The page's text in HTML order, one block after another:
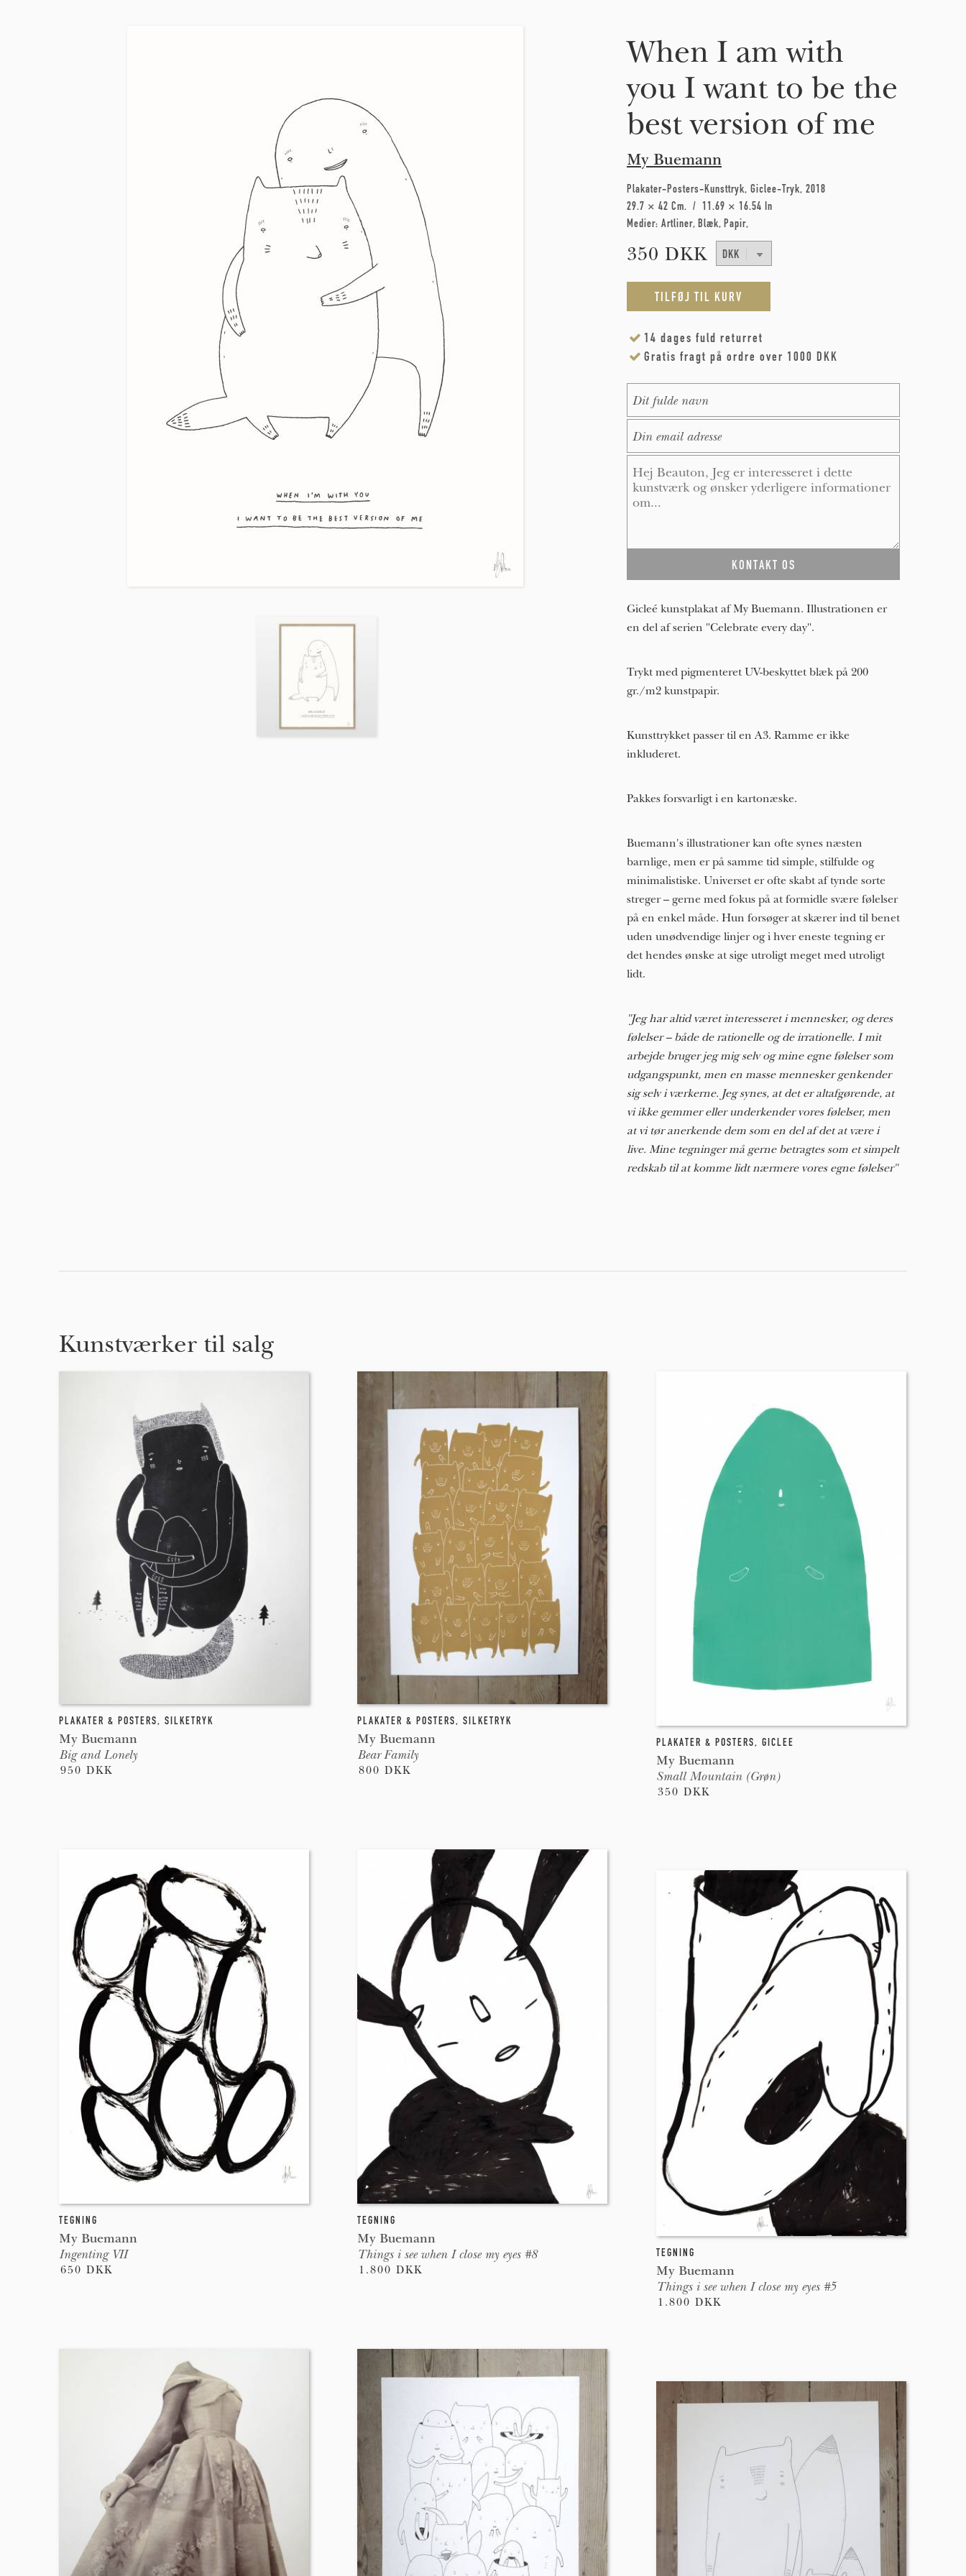
When I am with
you I want to be the
best version of me
My Buemann
Plakater-Posters-Kunsttryk Giclee-Tryk 2018
29.7 × 42 Cm
11.69 × 16.54 In
Medier: Artliner Blæk Papir
350 DKK
14 dages fuld returret
Gratis fragt på ordre over 1000 DKK
Gicleé kunstplakat af My Buemann. Illustrationen er
en del af serien "Celebrate every day".
Trykt med pigmenteret UV-beskyttet blæk på 200
gr./m2 kunstpapir.
Kunsttrykket passer til en A3. Ramme er ikke
inkluderet.
Pakkes forsvarligt i en kartonæske.
Buemann's illustrationer kan ofte synes næsten
barnlige, men er på samme tid simple, stilfulde og
minimalistiske. Universet er ofte skabt af tynde sorte
streger – gerne med fokus på at formidle svære følelser
på en enkel måde. Hun forsøger at skærer ind til benet
uden unødvendige linjer og i hver eneste tegning er
det hendes ønske at sige utroligt meget med utroligt
lidt.
"Jeg har altid været interesseret i mennesker, og deres
følelser – både de rationelle og de irrationelle. I mit
arbejde bruger jeg mig selv og mine egne følelser som
udgangspunkt, men en masse mennesker genkender
sig selv i værkerne. Jeg synes, at det er altafgørende, at
vi ikke gemmer eller underkender vores følelser, men
at vi tør anerkende dem som en del af det at være i
live. Mine tegninger må gerne betragtes som et simpelt
redskab til at komme lidt nærmere vores egne følelser"
Kunstværker til salg
PLAKATER & POSTERS, SILKETRYK
My Buemann
Big and Lonely
950 DKK
PLAKATER & POSTERS, SILKETRYK
My Buemann
Bear Family
800 DKK
PLAKATER & POSTERS, GICLEE
My Buemann
Small Mountain (Grøn)
350 DKK
TEGNING
My Buemann
Ingenting VII
650 DKK
TEGNING
My Buemann
Things i see when I close my eyes #8
1.800 DKK
TEGNING
My Buemann
Things i see when I close my eyes #5
1.800 DKK